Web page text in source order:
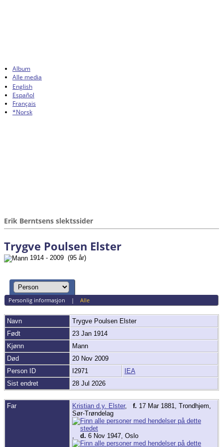
Album
Alle media
English
Español
Français
*Norsk
Erik Berntsens slektssider
Trygve Poulsen Elster
1914 - 2009 (95 år)
Personlig informasjon | Alle
Navn Trygve Poulsen Elster
Født
23 Jan 1914
Kjønn
Mann
Død
20 Nov 2009
Person ID
I2971
IEA
Sist endret
28 Jul 2026
Far Kristian d.y. Elster, f. 17 Mar 1881, Trondhjem,
Sør-Trøndelag
, d. 6 Nov 1947, Oslo